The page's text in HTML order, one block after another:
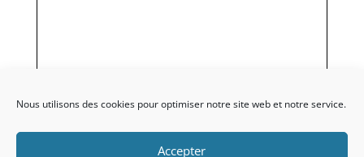
Nous utilisons des cookies pour optimiser notre site web et notre service.
Accepter